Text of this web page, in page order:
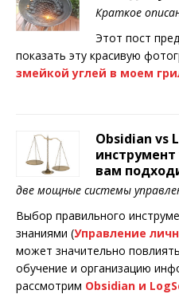
Краткое
Этот пост
показать эту красивую
змейкой углей в моем
Obsidian vs
вам
две мощные системы
Выбор правильного
знаниями (Управление
может значительно
обучение и организацию
рассмотрим Obsidian и